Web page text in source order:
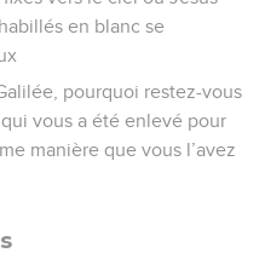
en blanc se
pourquoi restez-vous
vous a été enlevé pour
manière que vous l’avez